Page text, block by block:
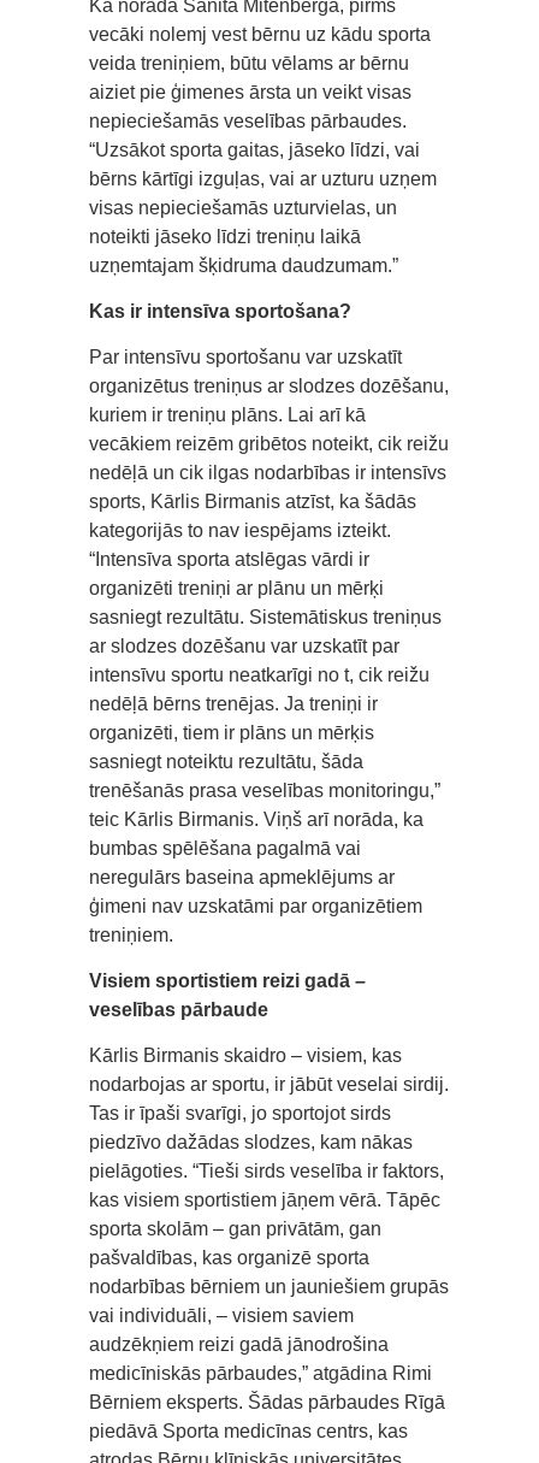
Kā norāda Sanita Mitenberga, pirms
vecāki nolemj vest bērnu uz kādu sporta
veida treniņiem, būtu vēlams ar bērnu
aiziet pie ģimenes ārsta un veikt visas
nepieciešamās veselības pārbaudes.
“Uzsākot sporta gaitas, jāseko līdzi, vai
bērns kārtīgi izguļas, vai ar uzturu uzņem
visas nepieciešamās uzturvielas, un
noteikti jāseko līdzi treniņu laikā
uzņemtajam šķidruma daudzumam.”
Kas ir intensīva sportošana?
Par intensīvu sportošanu var uzskatīt
organizētus treniņus ar slodzes dozēšanu,
kuriem ir treniņu plāns. Lai arī kā
vecākiem reizēm gribētos noteikt, cik reižu
nedēļā un cik ilgas nodarbības ir intensīvs
sports, Kārlis Birmanis atzīst, ka šādās
kategorijās to nav iespējams izteikt.
“Intensīva sporta atslēgas vārdi ir
organizēti treniņi ar plānu un mērķi
sasniegt rezultātu. Sistemātiskus treniņus
ar slodzes dozēšanu var uzskatīt par
intensīvu sportu neatkarīgi no t, cik reižu
nedēļā bērns trenējas. Ja treniņi ir
organizēti, tiem ir plāns un mērķis
sasniegt noteiktu rezultātu, šāda
trenēšanās prasa veselības monitoringu,”
teic Kārlis Birmanis. Viņš arī norāda, ka
bumbas spēlēšana pagalmā vai
neregulārs baseina apmeklējums ar
ģimeni nav uzskatāmi par organizētiem
treniņiem.
Visiem sportistiem reizi gadā –
veselības pārbaude
Kārlis Birmanis skaidro – visiem, kas
nodarbojas ar sportu, ir jābūt veselai sirdij.
Tas ir īpaši svarīgi, jo sportojot sirds
piedzīvo dažādas slodzes, kam nākas
pielāgoties. “Tieši sirds veselība ir faktors,
kas visiem sportistiem jāņem vērā. Tāpēc
sporta skolām – gan privātām, gan
pašvaldības, kas organizē sporta
nodarbības bērniem un jauniešiem grupās
vai individuāli, – visiem saviem
audzēkņiem reizi gadā jānodrošina
medicīniskās pārbaudes,” atgādina Rimi
Bērniem eksperts. Šādas pārbaudes Rīgā
piedāvā Sporta medicīnas centrs, kas